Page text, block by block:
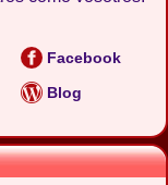
Facebook
Blog